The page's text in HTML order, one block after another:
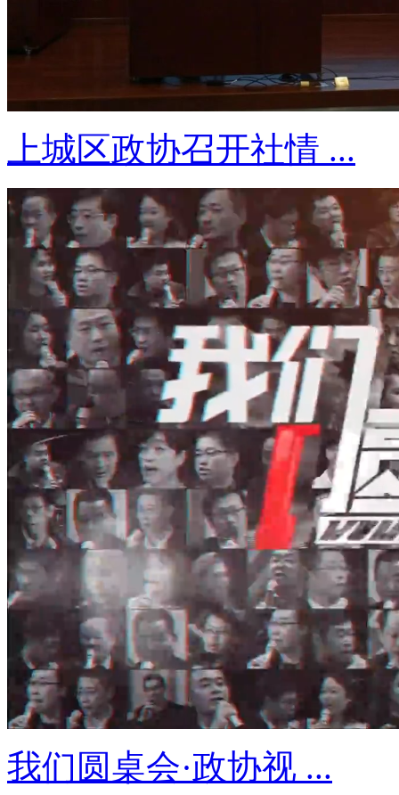
上城区政协召开社情 ...
我们圆桌会·政协视 ...